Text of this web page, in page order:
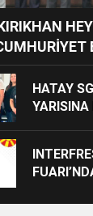
HATAY
BAŞLADI